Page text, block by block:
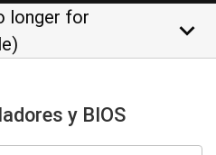
longer for
keyboard_arrow_down
y BIOS